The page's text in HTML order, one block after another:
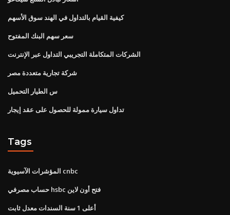
كيفية القيام بالتداول في الهند سوق الأسهم
سعر سهم البنك المفتوح
الشركات المتكاملة التجريبي التداول عبر الإنترنت
شركة تجارية متعددة مصر
س الطيار التحميل
تداول سيارة ممولة للحصول على عقد إيجار
Tags
المؤشرات الآسيوية cnbc
حساب مصرفي hsbc فتح أون لاين
أعلى 1 سنة السندات معدل ثابت